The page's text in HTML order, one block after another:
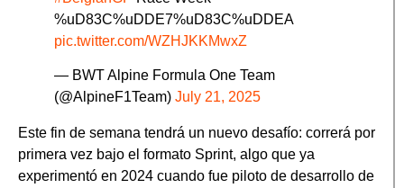
%uD83C%uDDE7%uD83C%uDDEA
pic.twitter.com/WZHJKKMwxZ
— BWT Alpine Formula One Team
(@AlpineF1Team) July 21, 2025
Este fin de semana tendrá un nuevo desafío: correrá por
primera vez bajo el formato Sprint, algo que ya
experimentó en 2024 cuando fue piloto de desarrollo de